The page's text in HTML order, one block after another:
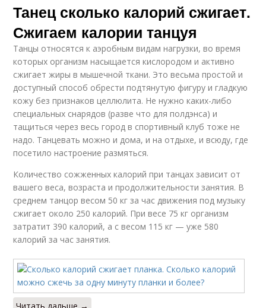
Танец сколько калорий сжигает.
Сжигаем калории танцуя
Танцы относятся к аэробным видам нагрузки, во время
которых организм насыщается кислородом и активно
сжигает жиры в мышечной ткани. Это весьма простой и
доступный способ обрести подтянутую фигуру и гладкую
кожу без признаков целлюлита. Не нужно каких-либо
специальных снарядов (разве что для полдэнса) и
тащиться через весь город в спортивный клуб тоже не
надо. Танцевать можно и дома, и на отдыхе, и всюду, где
посетило настроение размяться.
Количество сожженных калорий при танцах зависит от
вашего веса, возраста и продолжительности занятия. В
среднем танцор весом 50 кг за час движения под музыку
сжигает около 250 калорий. При весе 75 кг организм
затратит 390 калорий, а с весом 115 кг — уже 580
калорий за час занятия.